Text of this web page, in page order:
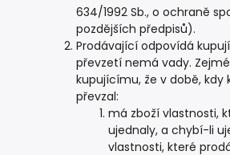
634/1992 Sb., o ochraně
pozdějších předpisů).
Prodávající odpovídá
převzetí nemá vady.
kupujícímu, že v době, kdy
převzal:
má zboží vlastnosti,
ujednaly, a chybí-li
vlastnosti, které